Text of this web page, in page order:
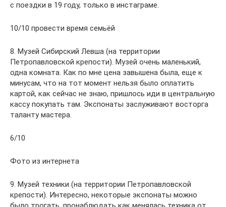
с поездки в 19 году, только в инстаграме.
10/10 провести время семьёй
8. Музей Сибирский Левша (на территории
Петропавловской крепости). Музей очень маленький,
одна комната. Как по мне цена завышена была, еще к
минусам, что на тот момент нельзя было оплатить
картой, как сейчас не знаю, пришлось иди в центральную
кассу покупать там. Экспонаты заслуживают восторга
таланту мастера.
6/10
Фото из интернета
9. Музей техники (на территории Петропавловской
крепости). Интересно, некоторые экспонаты можно